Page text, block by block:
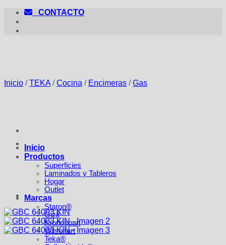
Saltar
contenido
CONTACTO
Inicio
Productos
Superficies
Laminados y Tableros
Hogar
Outlet
Marcas
Staron®
Gizir
Kronospan
Wilsonart
Teka®
Inicio / TEKA / Cocina / Encimeras / Gas